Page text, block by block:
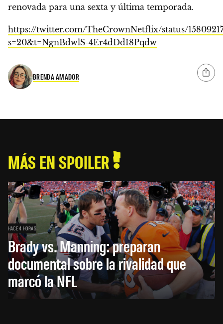
renovada para una sexta y última temporada.
https://twitter.com/TheCrownNetflix/status/
s=20&t=NgnBdwlS-4Er4dDdI8Pqdw
BRENDA AMADOR
MÁS EN SPOILER
HACE 4 HORAS
Brady vs. Manning: preparan
documental sobre la rivalidad que
marcó la NFL